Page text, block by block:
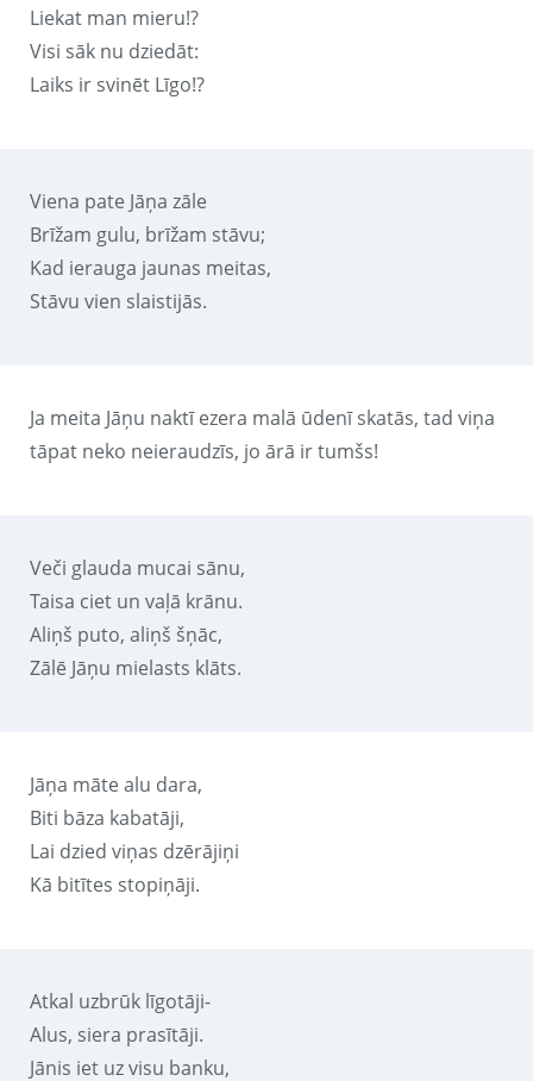
Liekat man mieru!?
Visi sāk nu dziedāt:
Laiks ir svinēt Līgo!?
Viena pate Jāņa zāle
Brīžam gulu, brīžam stāvu;
Kad ierauga jaunas meitas,
Stāvu vien slaistijās.
Ja meita Jāņu naktī ezera malā ūdenī skatās, tad viņa
tāpat neko neieraudzīs, jo ārā ir tumšs!
Veči glauda mucai sānu,
Taisa ciet un vaļā krānu.
Aliņš puto, aliņš šņāc,
Zālē Jāņu mielasts klāts.
Jāņa māte alu dara,
Biti bāza kabatāji,
Lai dzied viņas dzērājiņi
Kā bitītes stopiņāji.
Atkal uzbrūk līgotāji-
Alus, siera prasītāji.
Jānis iet uz visu banku,